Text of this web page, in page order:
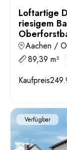
Loftartige
riesigem
Aachen /
89,39 m²
Kaufpreis
Verfügbar